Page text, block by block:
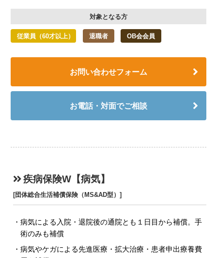
対象となる方
従業員（60才以上） 退職者 OB会会員
お問い合わせフォーム
お電話・対面でご相談
疾病保険W【病気】
[団体総合生活補償保険（MS&AD型）]
病気による入院・退院後の通院とも１日目から補償。手
術のみも補償
病気やケガによる先進医療・拡大治療・患者申出療養費